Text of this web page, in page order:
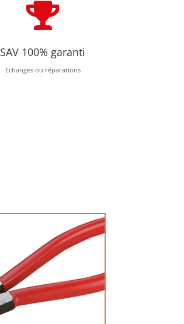

SAV 100% garanti
Echanges ou réparations